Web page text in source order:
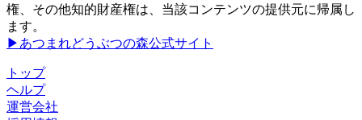
権、その他知的財産権は、当該コンテンツの提供元に帰属し
ます。
▶あつまれどうぶつの森公式サイト
トップ
ヘルプ
運営会社